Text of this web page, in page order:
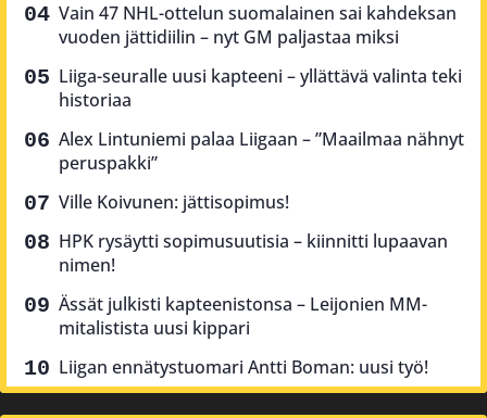
Vain 47 NHL-ottelun suomalainen sai kahdeksan
vuoden jättidiilin – nyt GM paljastaa miksi
Liiga-seuralle uusi kapteeni – yllättävä valinta teki
historiaa
Alex Lintuniemi palaa Liigaan – ”Maailmaa nähnyt
peruspakki”
Ville Koivunen: jättisopimus!
HPK rysäytti sopimusuutisia – kiinnitti lupaavan
nimen!
Ässät julkisti kapteenistonsa – Leijonien MM-
mitalistista uusi kippari
Liigan ennätystuomari Antti Boman: uusi työ!